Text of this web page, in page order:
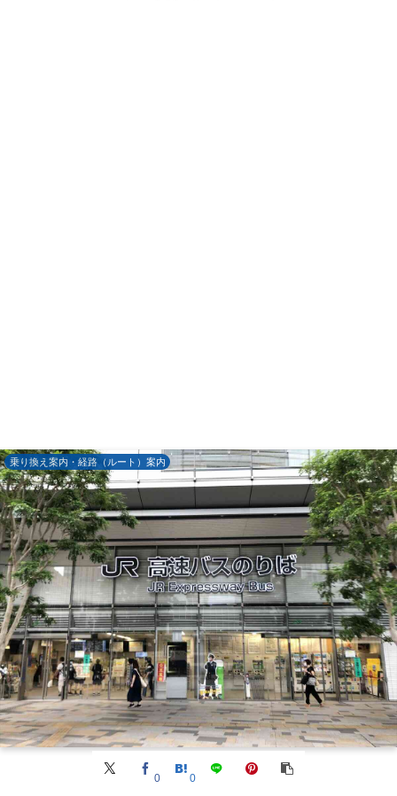
乗り換え案内・経路（ルート）案内
0 0